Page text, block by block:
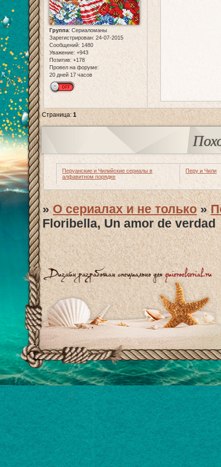
Группа: Сериаломаны
Зарегистрирован: 24-07-2015
Сообщений: 1480
Уважение: +943
Позитив: +178
Провел на форуме:
20 дней 17 часов
Страница:1
Перуанские и Чилийские сериалы в
алфавитном порядке
Перу и Чили
»О сериалах и не только »
Floribella, Un amor de verdad